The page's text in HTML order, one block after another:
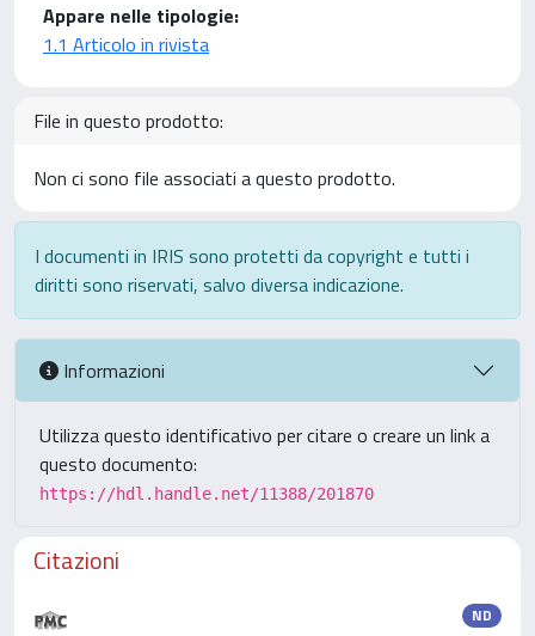
Appare nelle tipologie:
1.1 Articolo in rivista
File in questo prodotto:
Non ci sono file associati a questo prodotto.
I documenti in IRIS sono protetti da copyright e tutti i
diritti sono riservati, salvo diversa indicazione.
Informazioni
Utilizza questo identificativo per citare o creare un link a
questo documento:
https://hdl.handle.net/11388/201870
Citazioni
ND